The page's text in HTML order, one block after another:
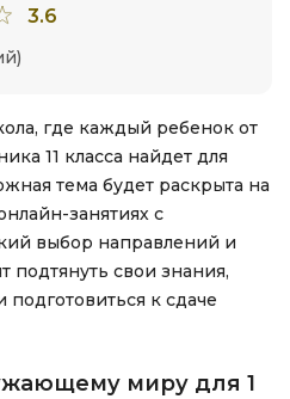
3.6
где каждый ребенок от
11 класса найдет для
тема будет раскрыта на
занятиях с
выбор направлений и
подтянуть свои знания,
к сдаче
миру для 1